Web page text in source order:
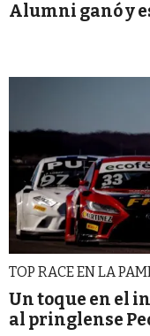
Alumni ganó y
TOP RACE EN LA
Un toque en el
al pringlense